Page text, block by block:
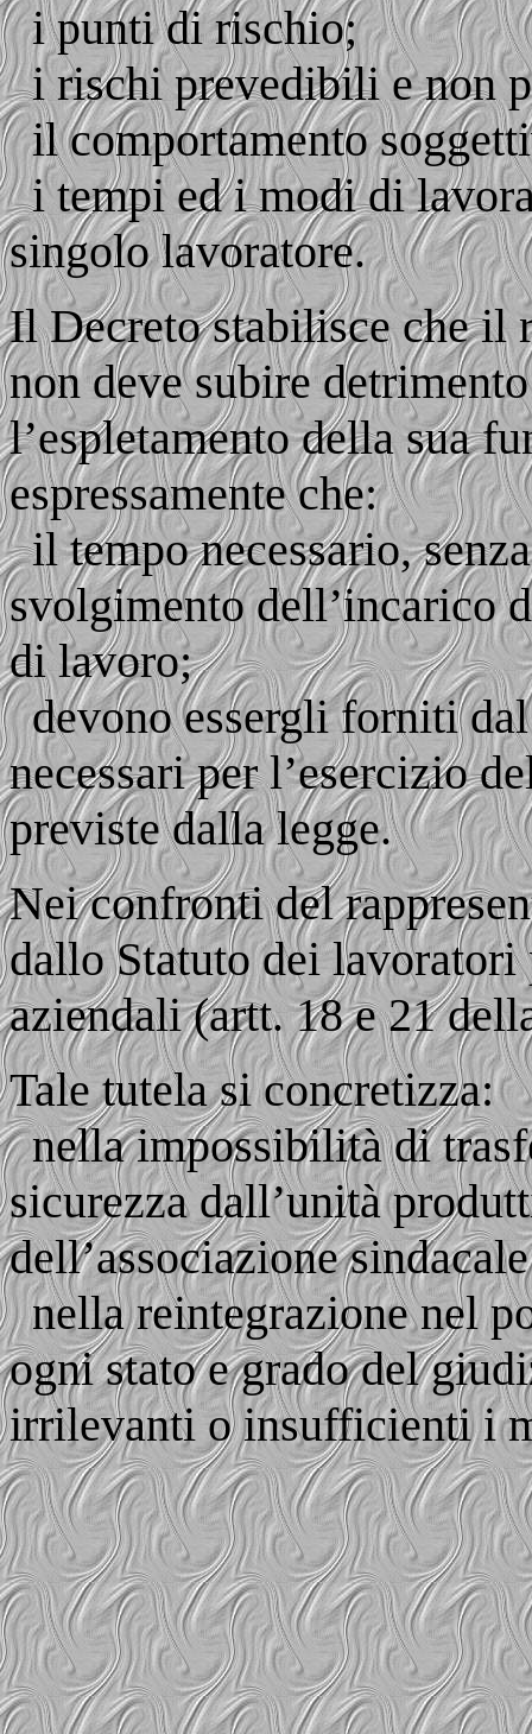
i punti di rischio;
i rischi prevedibili e non
il comportamento
i tempi ed i modi di
singolo lavoratore.
Il Decreto stabilisce che il
non deve subire
l’espletamento della sua
espressamente che:
il tempo necessario,
svolgimento dell’incarico
di lavoro;
devono essergli forniti
necessari per l’esercizio
previste dalla legge.
Nei confronti del
dallo Statuto dei lavoratori
aziendali (artt. 18 e 21
Tale tutela si concretizza:
nella impossibilità di
sicurezza dall’unità
dell’associazione
nella reintegrazione nel
ogni stato e grado del
irrilevanti o insufficienti i